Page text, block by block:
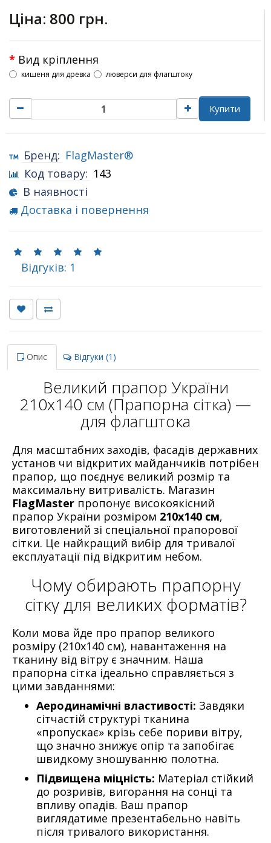
Ціна: 800 грн.
Вид кріплення
кишеня для древка люверси для флагштоку
Купити
Бренд: FlagMaster®
Код товару: 143
В наявності
Доставка і повернення
Відгуків: 1
Опис Відгуки (1)
Великий прапор України
210х140 см (Прапорна сітка) —
для флагштока
Для масштабних заходів, фасадів державних
установ чи відкритих майданчиків потрібен
прапор, що поєднує великий розмір та
максимальну витривалість. Магазин
FlagMaster пропонує високоякісний
прапор України розміром 210х140 см,
виготовлений зі спеціальної прапорової
сітки. Це найкращий вибір для тривалої
експлуатації під відкритим небом.
Чому обирають прапорну
сітку для великих форматів?
Коли мова йде про прапор великого
розміру (210х140 см), навантаження на
тканину від вітру є значним. Наша
прапорна сітка ідеально справляється з
цими завданнями:
Аеродинамічні властивості: Завдяки
сітчастій структурі тканина
«пропускає» крізь себе пориви вітру,
що значно знижує опір та запобігає
швидкому зношуванню полотна.
Підвищена міцність: Матеріал стійкий
до розривів, вигорання на сонці та
впливу опадів. Ваш прапор
виглядатиме презентабельно навіть
після тривалого використання.